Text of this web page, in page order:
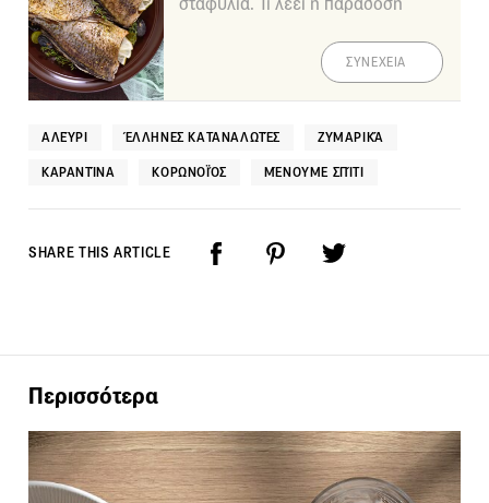
ΣΥΝΕΧΕΙΑ
ΑΛΕΎΡΙ ΈΛΛΗΝΕΣ ΚΑΤΑΝΑΛΩΤΈΣ ΖΥΜΑΡΙΚΆ
ΚΑΡΑΝΤΊΝΑ ΚΟΡΩΝΟΪΌΣ ΜΈΝΟΥΜΕ ΣΠΊΤΙ
SHARE THIS ARTICLE
Περισσότερα